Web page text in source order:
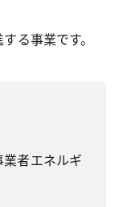
る事業です。
者エネルギ